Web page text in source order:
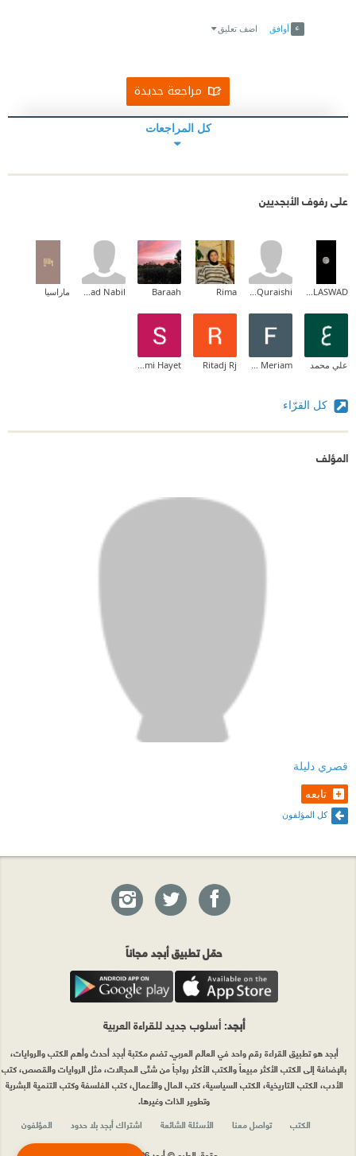
أوافق اضف تعليق
مراجعة جديدة
كل المراجعات
على رفوف الأبجديين
Rima
Baraah ماراسيا
علي محمد Ritadj Rj
كل القرّاء
المؤلف
قصري دليلة
تابعه
كل المؤلفون
حمّل تطبيق أبجد مجاناً
أبجد: أسلوب جديد للقراءة العربية
أبجد هو تطبيق القراءة رقم واحد في العالم العربي. تضم مكتبة أبجد أحدث وأهم الكتب والروايات،
بالإضافة إلى الكتب الأكثر مبيعاً والكتب الأكثر رواجاً من شتّى المجالات، مثل الروايات والقصص، كتب
الأدب، الكتب التاريخية، الكتب السياسية، كتب المال والأعمال، كتب الفلسفة وكتب التنمية البشرية
وتطوير الذات وغيرها.
الكتب
تواصل معنا الأسئلة الشائعة اشتراك أبجد بلا حدود
المؤلفون